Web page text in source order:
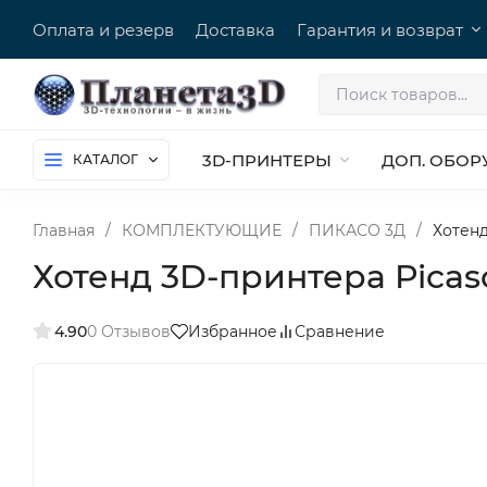
Оплата и резерв Доставка Гарантия и возврат
КАТАЛОГ 3D-ПРИНТЕРЫ ДОП.
Главная / КОМПЛЕКТУЮЩИЕ / ПИКАСО 3Д /
Хотенд 3D-принтера
4.900 Отзывов Избранное Сравнение